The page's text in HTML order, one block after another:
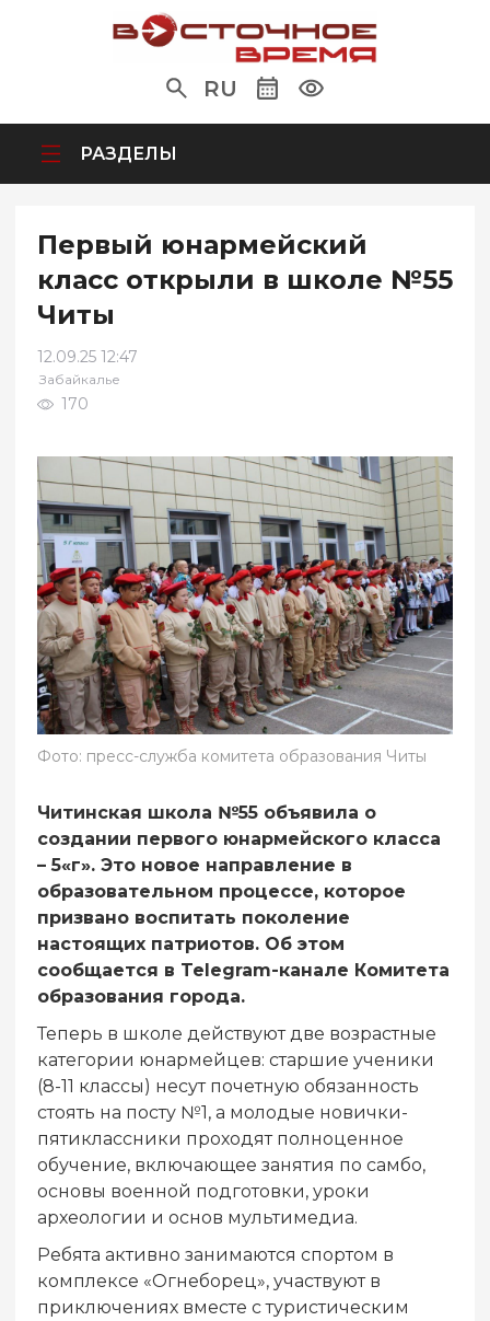
RU
РАЗДЕЛЫ
Первый юнармейский
класс открыли в школе №55
Читы
12.09.25 12:47
Забайкалье
170
Фото: пресс-служба комитета образования Читы
Читинская школа №55 объявила о
создании первого юнармейского класса
– 5«г». Это новое направление в
образовательном процессе, которое
призвано воспитать поколение
настоящих патриотов. Об этом
сообщается в Telegram-канале Комитета
образования города.
Теперь в школе действуют две возрастные
категории юнармейцев: старшие ученики
(8-11 классы) несут почетную обязанность
стоять на посту №1, а молодые новички-
пятиклассники проходят полноценное
обучение, включающее занятия по самбо,
основы военной подготовки, уроки
археологии и основ мультимедиа.
Ребята активно занимаются спортом в
комплексе «Огнеборец», участвуют в
приключениях вместе с туристическим